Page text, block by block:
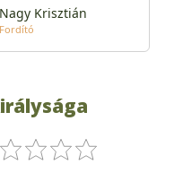
Nagy Krisztián
Fordító